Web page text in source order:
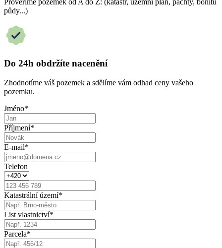
půdy...)
Do 24h obdržíte nacenění
Zhodnotíme váš pozemek a sdělíme vám odhad ceny vašeho
pozemku.
Jméno*
Příjmení*
E-mail*
Telefon
Katastrální území*
List vlastnictví*
Parcela*